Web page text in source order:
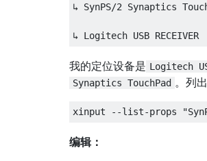
↳ SynPS/2 Synaptics
我的定位设备是 Logitech
Synaptics TouchPad 。列
编辑：